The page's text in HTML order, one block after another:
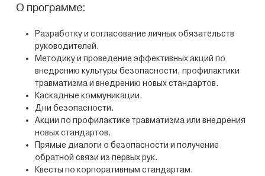
О программе:
Разработку и согласование личных обязательств
руководителей.
Методику и проведение эффективных акций по
внедрению культуры безопасности, профилактики
травматизма и внедрению новых стандартов.
Каскадные коммуникации.
Дни безопасности.
Акции по профилактике травматизма или внедрения
новых стандартов.
Прямые диалоги о безопасности и получение
обратной связи из первых рук.
Квесты по корпоративным стандартам.